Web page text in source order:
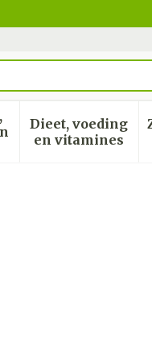
voor
Dieet, voeding
en vitamines
Toon